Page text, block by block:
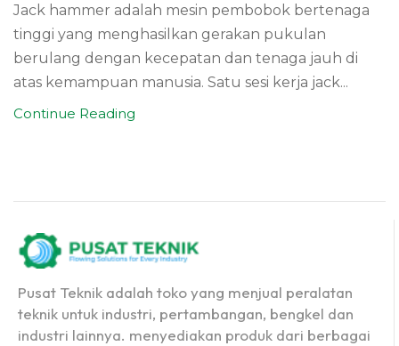
Jack hammer adalah mesin pembobok bertenaga
tinggi yang menghasilkan gerakan pukulan
berulang dengan kecepatan dan tenaga jauh di
atas kemampuan manusia. Satu sesi kerja jack...
Continue Reading
Pusat Teknik adalah toko yang menjual peralatan
teknik untuk industri, pertambangan, bengkel dan
industri lainnya. menyediakan produk dari berbagai